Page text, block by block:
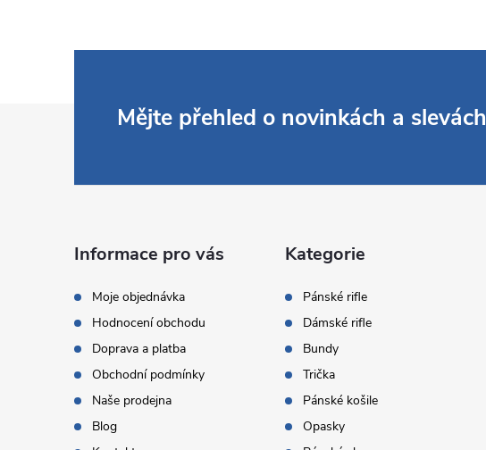
Mějte přehled o novinkách a slevách
Informace pro vás
Moje objednávka
Hodnocení obchodu
Doprava a platba
Obchodní podmínky
Naše prodejna
Blog
Kategorie
Pánské rifle
Dámské rifle
Bundy
Trička
Pánské košile
Opasky